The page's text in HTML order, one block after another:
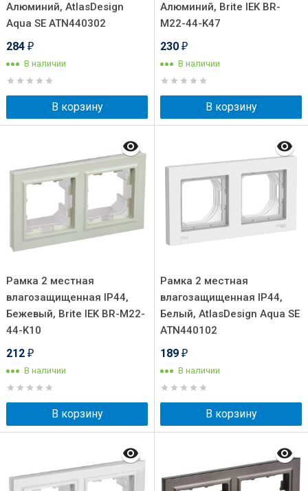
Алюминий, AtlasDesign
Aqua SE ATN440302
284 ₽
В наличии
В корзину
Алюминий, Brite IEK BR-
M22-44-K47
230 ₽
В наличии
В корзину
Рамка 2 местная
влагозащищенная IP44,
Бежевый, Brite IEK BR-M22-
44-K10
212 ₽
В наличии
В корзину
Рамка 2 местная
влагозащищенная IP44,
Белый, AtlasDesign Aqua SE
ATN440102
189 ₽
В наличии
В корзину